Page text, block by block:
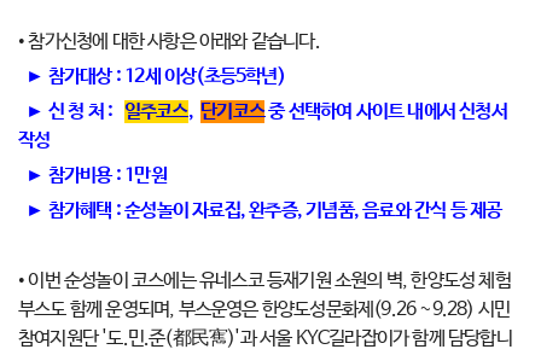
• 참가신청에 대한 사항은 아래와 같습니다.
► 참가대상 : 12세 이상(초등5학년)
► 신 청 처 : 일주코스, 단기코스중 선택하여 사이트 내에서 신청서
작성
► 참가비용 : 1만원
► 참가혜택 : 순성놀이 자료집, 완주증, 기념품, 음료와 간식 등 제공
• 이번 순성놀이 코스에는 유네스코 등재기원 소원의 벽, 한양도성 체험
부스도 함께 운영되며, 부스운영은 한양도성문화제(9.26 ~9.28) 시민
참여지원단 '도.민.준(都民寯)'과 서울 KYC길라잡이가 함께 담당합니